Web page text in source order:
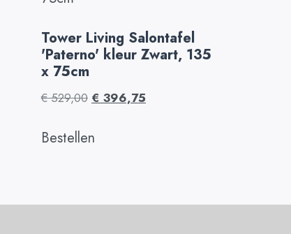
Tower Living Salontafel
'Paterno' kleur Zwart, 135
x 75cm
€529,00 € 396,75
Bestellen